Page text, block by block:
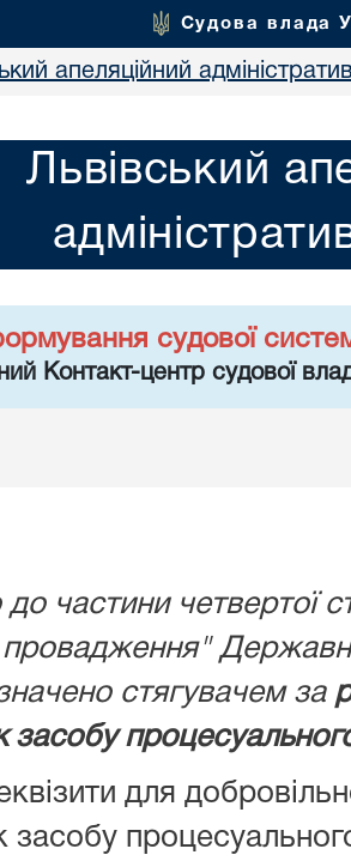
Судова влада
апеляційний
Львівський
судової
Контакт-центр судової
до частини четвертої
стягувачем за
для